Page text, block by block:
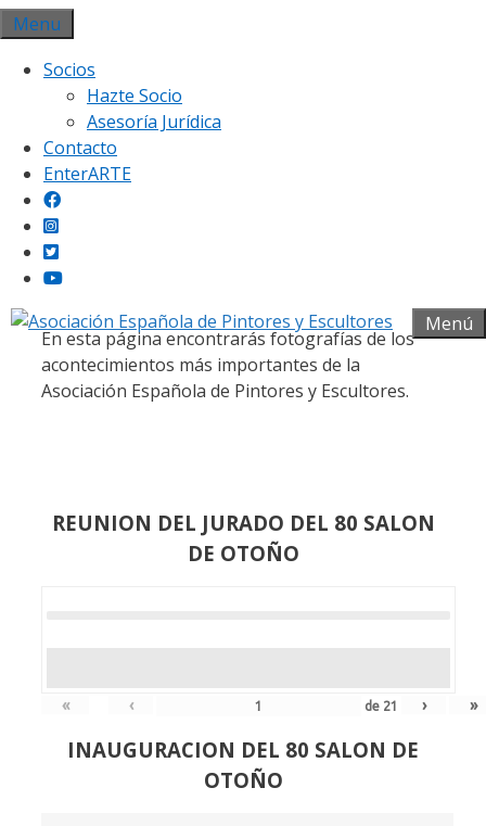
Saltar
al
contenido
Menu
Socios
Hazte Socio
Asesoría Jurídica
Contacto
EnterARTE
Menú
Galería fotográfica
En esta página encontrarás fotografías de los
acontecimientos más importantes de la
Asociación Española de Pintores y Escultores.
REUNION DEL JURADO DEL 80 SALON
DE OTOÑO
« ‹ de 21 › »
INAUGURACION DEL 80 SALON DE
OTOÑO